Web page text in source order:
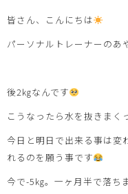
皆さん、こんにちは
パーソナルトレーナーのあ
後2㎏なんです
こうなったら水を抜きまく
今日と明日で出来る事は変
れるのを願う事です
今で-5㎏。一ヶ月半で落ち